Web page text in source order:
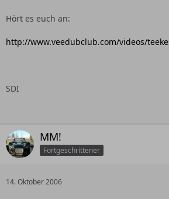
Hört es euch an:
http://www.veedubclub.com/videos/
SDI
MM!
Fortgeschrittener
14. Oktober 2006